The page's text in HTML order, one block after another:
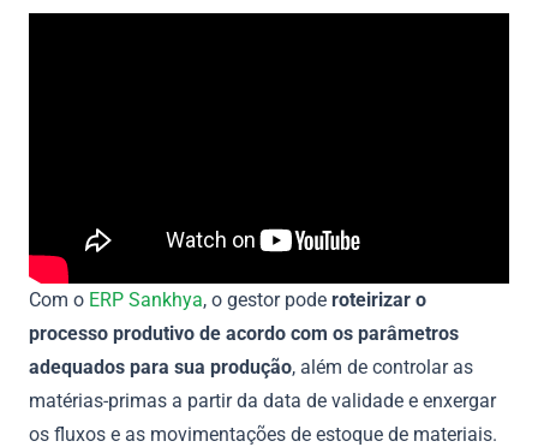
Com o ERP Sankhya, o gestor pode roteirizar o
processo produtivo de acordo com os parâmetros
adequados para sua produção, além de controlar as
matérias-primas a partir da data de validade e enxergar
os fluxos e as movimentações de estoque de materiais.